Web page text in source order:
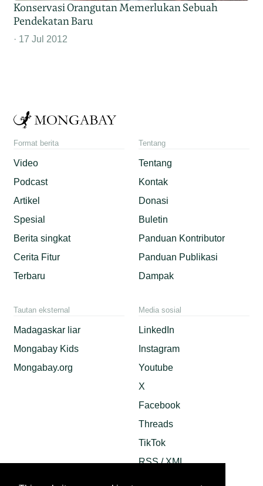
Konservasi Orangutan Memerlukan Sebuah
Pendekatan Baru
17 Jul 2012
Format berita
Video
Podcast
Artikel
Spesial
Berita singkat
Cerita Fitur
Terbaru
Tentang
Tentang
Kontak
Donasi
Buletin
Panduan Kontributor
Panduan Publikasi
Dampak
Tautan eksternal
Madagaskar liar
Mongabay Kids
Mongabay.org
Media sosial
LinkedIn
Instagram
Youtube
X
Facebook
Threads
TikTok
RSS / XML